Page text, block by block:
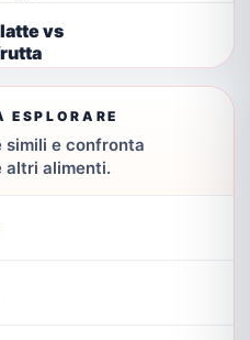
vs
ESPLORARE
e confronta
altri alimenti.